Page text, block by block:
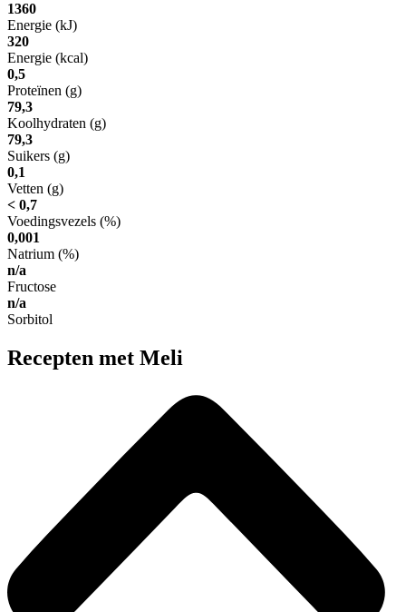
1360
Energie (kJ)
320
Energie (kcal)
0,5
Proteïnen (g)
79,3
Koolhydraten (g)
79,3
Suikers (g)
0,1
Vetten (g)
< 0,7
Voedingsvezels (%)
0,001
Natrium (%)
n/a
Fructose
n/a
Sorbitol
Recepten met Meli